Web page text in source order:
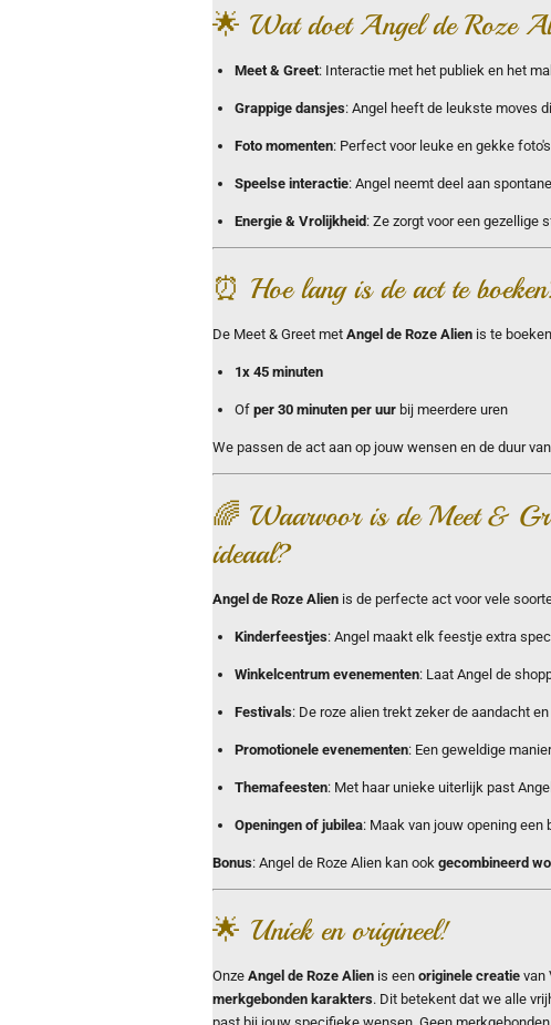
🌟 Wat doet Angel de Roze
Meet & Greet: Interactie met het publiek en het
Grappige dansjes: Angel heeft de leukste moves
Foto momenten: Perfect voor leuke en gekke
Speelse interactie: Angel neemt deel aan
Energie & Vrolijkheid: Ze zorgt voor een gezellige
⏰ Hoe lang is de act te
De Meet & Greet met Angel de Roze Alien is te
1x 45 minuten
Of per 30 minuten per uur bij meerdere uren
We passen de act aan op jouw wensen en de duur
🌈 Waarvoor is de Meet &
ideaal?
Angel de Roze Alien is de perfecte act voor vele
Kinderfeestjes: Angel maakt elk feestje extra
Winkelcentrum evenementen: Laat Angel de
Festivals: De roze alien trekt zeker de aandacht
Promotionele evenementen: Een geweldige
Themafeesten: Met haar unieke uiterlijk past
Openingen of jubilea: Maak van jouw opening een
Bonus: Angel de Roze Alien kan ook gecombineerd
🌟 Uniek en origineel!
Onze Angel de Roze Alien is een originele creatie van
merkgebonden karakters. Dit betekent dat we alle